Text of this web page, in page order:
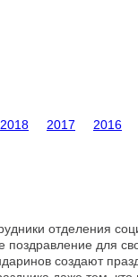
2018 2017 2016
отделения
поздравление для
создают